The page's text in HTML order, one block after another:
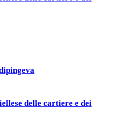
delle cartiere e dei